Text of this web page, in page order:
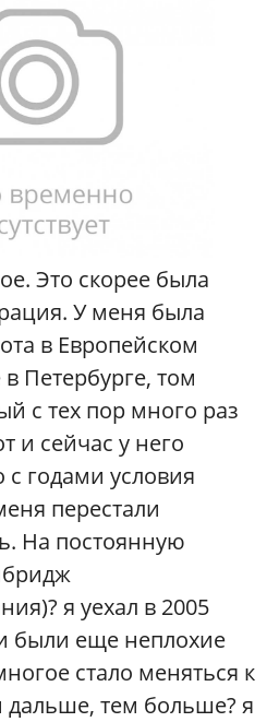
Это скорее была
У меня была
в Европейском
Петербурге, том
с тех пор много раз
и сейчас у него
годами условия
перестали
На постоянную
я уехал в 2005
были еще неплохие
стало меняться к
тем больше? я